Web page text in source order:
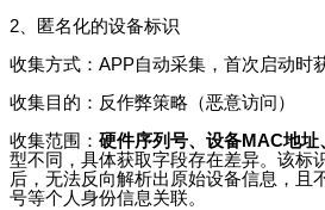
2、匿名化的设备标识
收集方式：APP自动采集，首次启动时
收集目的：反作弊策略（恶意访问）
收集范围： 硬件序列号、设备MAC地
型不同，具体获取字段存在差异。该标
后，无法反向解析出原始设备信息，且
号等个人身份信息关联。